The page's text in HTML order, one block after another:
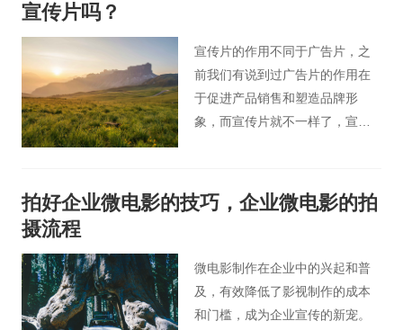
宣传片吗？
宣传片的作用不同于广告片，之
前我们有说到过广告片的作用在
于促进产品销售和塑造品牌形
象，而宣传片就不一样了，宣传
和客户更加直观地了解公司和公
司的产品，宣传片也可以说是目
最好手段之一了。
拍好企业微电影的技巧，企业微电影的拍
摄流程
微电影制作在企业中的兴起和普
及，有效降低了影视制作的成本
和门槛，成为企业宣传的新宠。